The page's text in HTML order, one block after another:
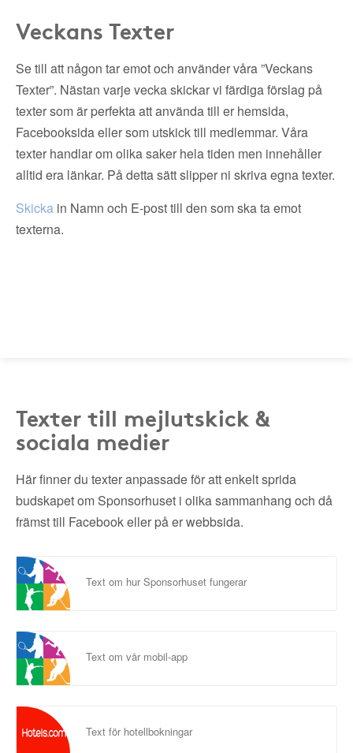
Veckans Texter
Se till att någon tar emot och använder våra ”Veckans
Texter”. Nästan varje vecka skickar vi färdiga förslag på
texter som är perfekta att använda till er hemsida,
Facebooksida eller som utskick till medlemmar. Våra
texter handlar om olika saker hela tiden men innehåller
alltid era länkar. På detta sätt slipper ni skriva egna texter.
Skicka in Namn och E-post till den som ska ta emot
texterna.
Texter till mejlutskick &
sociala medier
Här finner du texter anpassade för att enkelt sprida
budskapet om Sponsorhuset i olika sammanhang och då
främst till Facebook eller på er webbsida.
Text om hur Sponsorhuset fungerar
Text om vår mobil-app
Text för hotellbokningar